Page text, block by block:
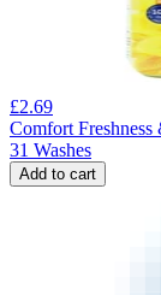
£2.69
Comfort
31 Washes
Add to cart